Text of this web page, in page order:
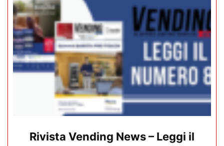
Rivista Vending News – Leggi il